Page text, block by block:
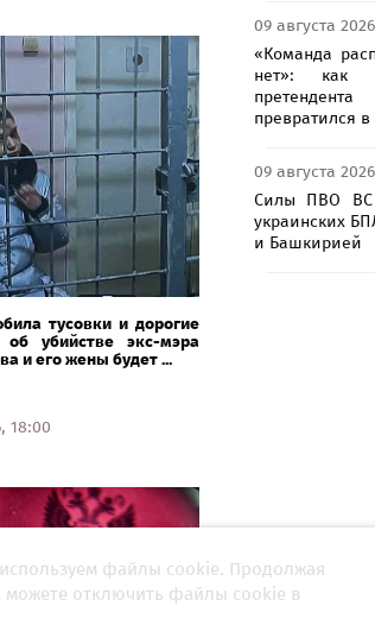
тусовки и дорогие
убийстве экс-мэра
и его жены будет ...
18:00
09 августа
«Команда
нет»: как
превратился
09 августа
Силы ПВО ВС
украинских
и Башкирией
файлы cookie. Продолжая
можете отключить файлы cookie в